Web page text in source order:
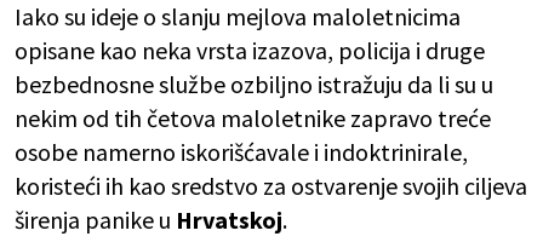
Iako su ideje o slanju mejlova maloletnicima
opisane kao neka vrsta izazova, policija i druge
bezbednosne službe ozbiljno istražuju da li su u
nekim od tih četova maloletnike zapravo treće
osobe namerno iskorišćavale i indoktrinirale,
koristeći ih kao sredstvo za ostvarenje svojih ciljeva
širenja panike u Hrvatskoj.